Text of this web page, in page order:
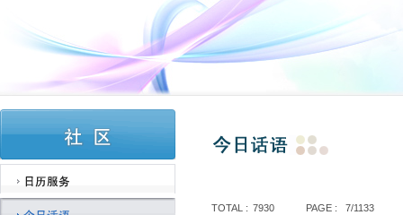
TOTAL : 7930 PAGE : 7/1133